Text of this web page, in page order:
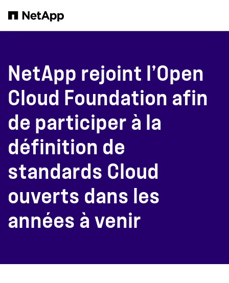
NetApp rejoint l’Open
Cloud Foundation afin
de participer à la
définition de
standards Cloud
ouverts dans les
années à venir